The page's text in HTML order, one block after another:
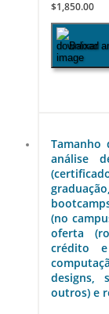
$1,850.00
Baixar
Tamanho
análise
(no
oferta
crédito
designs,
outros) e